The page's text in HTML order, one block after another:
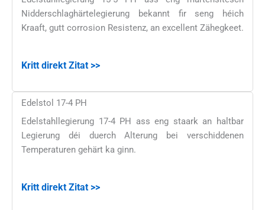
Nidderschlaghärtelegierung bekannt fir seng héich
Kraaft, gutt corrosion Resistenz, an excellent Zähegkeet.
Kritt direkt Zitat >>
Edelstol 17-4 PH
Edelstahllegierung 17-4 PH ass eng staark an haltbar
Legierung déi duerch Alterung bei verschiddenen
Temperaturen gehärt ka ginn.
Kritt direkt Zitat >>